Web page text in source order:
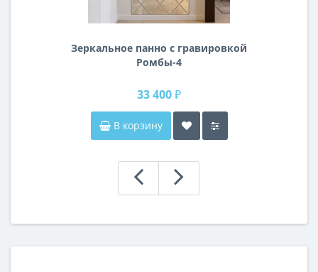
Зеркальное панно с гравировкой
Ромбы-4
33 400 ₽
В корзину